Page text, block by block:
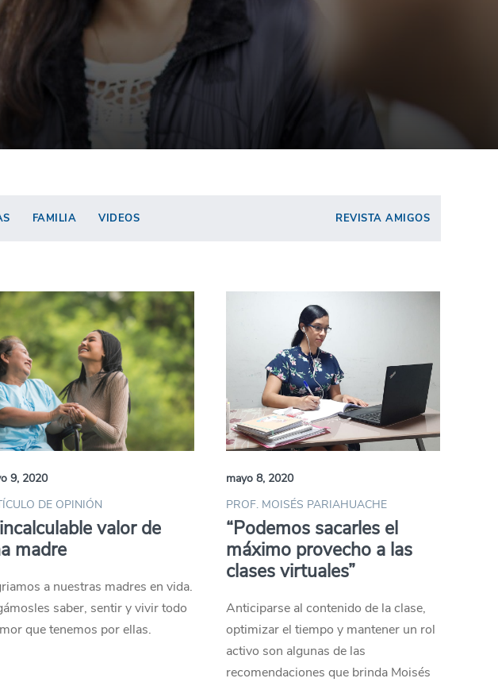
FAMILIA VIDEOS REVISTA AMIGOS
9, 2020
DE OPINIÓN
valor de
madre
a nuestras madres en vida.
saber, sentir y vivir todo
que tenemos por ellas.
mayo 8, 2020
PROF. MOISÉS PARIAHUACHE
“Podemos sacarles el
máximo provecho a las
clases virtuales”
Anticiparse al contenido de la clase,
optimizar el tiempo y mantener un rol
activo son algunas de las
recomendaciones que brinda Moisés